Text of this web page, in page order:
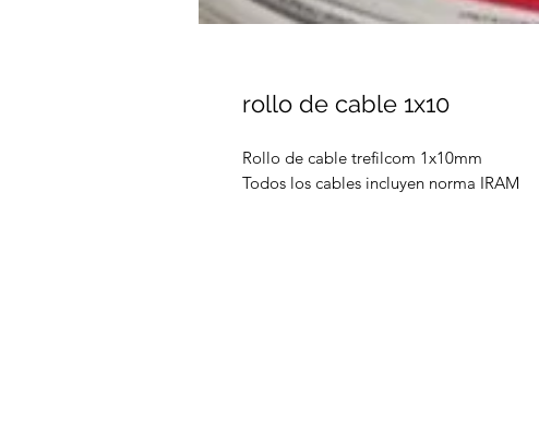
rollo de cable 1x10
Rollo de cable trefilcom 1x10mm
Todos los cables incluyen norma IRAM